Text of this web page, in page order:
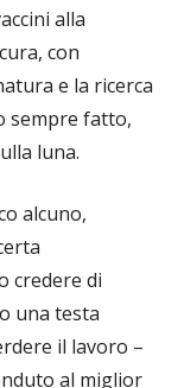
alla
con
e la ricerca
sempre fatto,
luna.
alcuno,
credere di
una testa
il lavoro –
al miglior